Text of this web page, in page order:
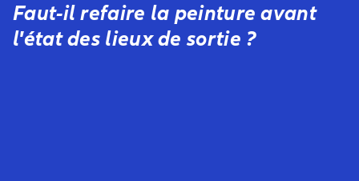
Faut-il refaire la peinture avant
l'état des lieux de sortie ?